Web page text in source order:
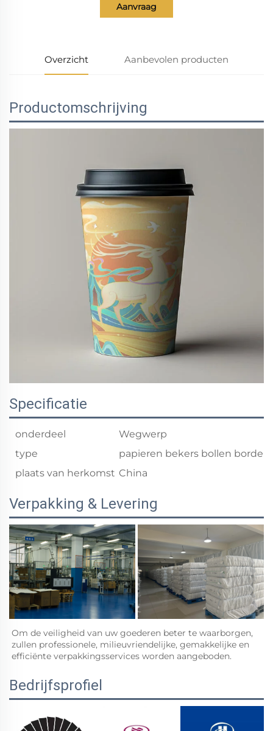
Aanvraag
Overzicht Aanbevolen producten
Productomschrijving
Specificatie
onderdeel
Wegwerp
type
papieren bekers bollen borden
plaats van herkomst China
Verpakking & Levering
Om de veiligheid van uw goederen beter te waarborgen,
zullen professionele, milieuvriendelijke, gemakkelijke en
efficiënte verpakkingsservices worden aangeboden.
Bedrijfsprofiel